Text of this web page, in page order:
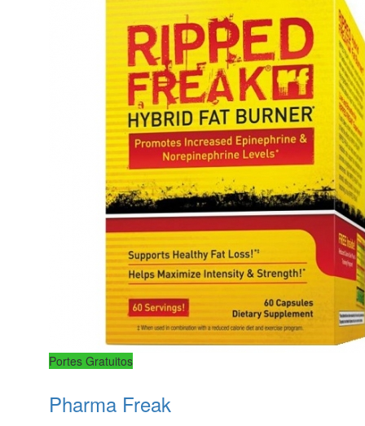
Portes Gratuitos
Pharma Freak